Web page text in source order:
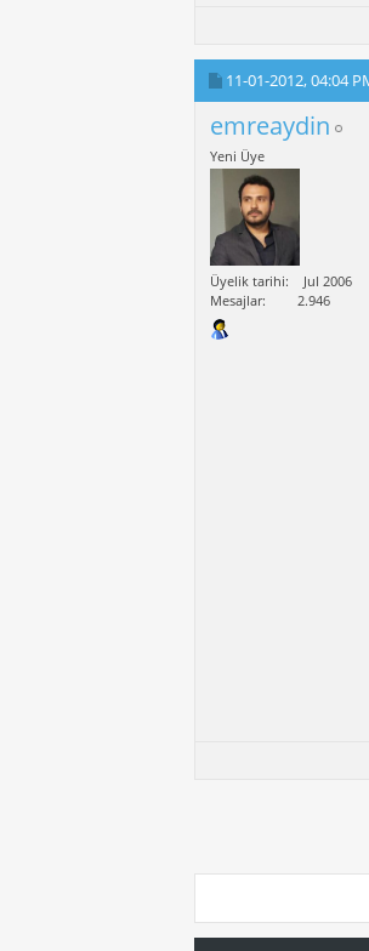
11-01-2012,04:04
emreaydin
Yeni Üye
Üyelik tarihi
Jul 2006
Mesajlar
2.946